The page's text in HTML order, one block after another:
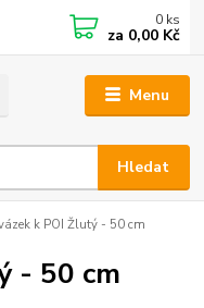
Menu
Hledat
0 ks
za 0,00 Kč
k POI Žlutý - 50 cm
- 50 cm